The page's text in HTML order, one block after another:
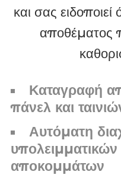
και σας
αποθέματος
Καταγραφή
πάνελ και
Αυτόματη
αποκομμάτων